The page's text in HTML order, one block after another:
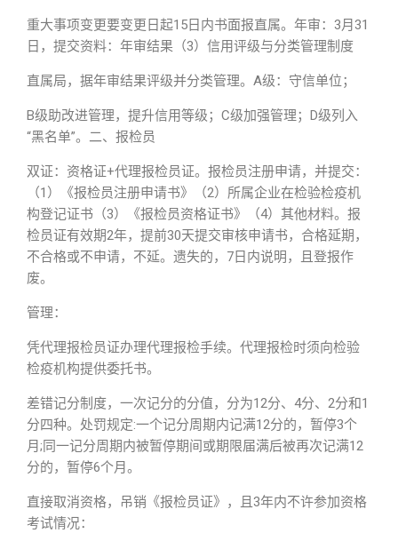
重大事项变更要变更日起15日内书面报直属。年审：3月31
日，提交资料：年审结果（3）信用评级与分类管理制度
直属局，据年审结果评级并分类管理。A级：守信单位；
B级助改进管理，提升信用等级；C级加强管理；D级列入
“黑名单”。二、报检员
双证：资格证+代理报检员证。报检员注册申请，并提交：
（1）《报检员注册申请书》（2）所属企业在检验检疫机
构登记证书（3）《报检员资格证书》（4）其他材料。报
检员证有效期2年，提前30天提交审核申请书，合格延期，
不合格或不申请，不延。遗失的，7日内说明，且登报作
废。
管理：
凭代理报检员证办理代理报检手续。代理报检时须向检验
检疫机构提供委托书。
差错记分制度，一次记分的分值，分为12分、4分、2分和1
分四种。处罚规定:一个记分周期内记满12分的，暂停3个
月;同一记分周期内被暂停期间或期限届满后被再次记满12
分的，暂停6个月。
直接取消资格，吊销《报检员证》，且3年内不许参加资格
考试情况：